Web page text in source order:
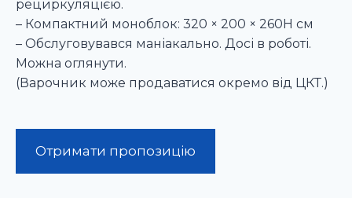
рециркуляцією.
– Компактний моноблок: 320 × 200 × 260H см
– Обслуговувався маніакально. Досі в роботі.
Можна оглянути.
(Варочник може продаватися окремо від ЦКТ.)
Отримати пропозицію